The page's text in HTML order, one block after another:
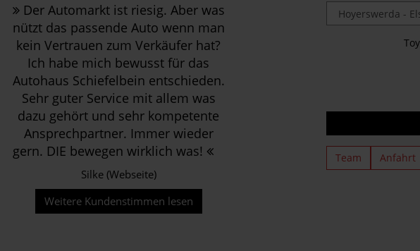
Der Automarkt ist riesig. Aber was
nützt das passende Auto wenn man
kein Vertrauen zum Verkäufer hat?
Ich habe mich bewusst für das
Autohaus Schiefelbein entschieden.
Sehr guter Service mit allem was
dazu gehört und sehr kompetente
Ansprechpartner. Immer wieder
gern. DIE bewegen wirklich was!
Silke (Webseite)
Weitere Kundenstimmen lesen
Team Anfahrt